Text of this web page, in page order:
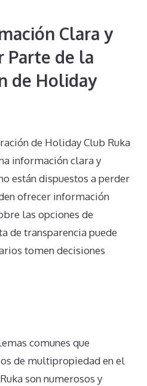
Clara y
Parte de la
de Holiday
de Holiday Club Ruka
información clara y
están dispuestos a perder
ofrecer información
las opciones de
de transparencia puede
tomen decisiones
comunes que
de multipropiedad en el
son numerosos y